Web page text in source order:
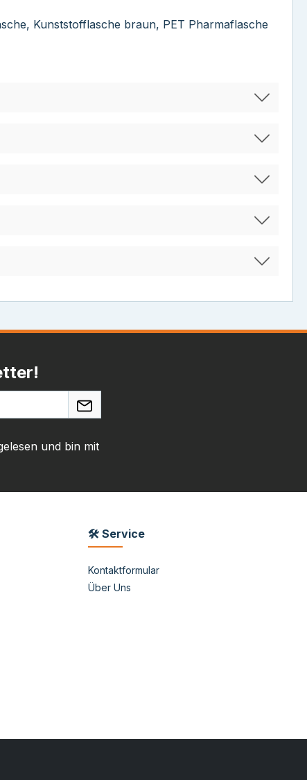
Kunststofflasche braun, PET Pharmaflasche
und bin mit
🛠 Service
Kontaktformular
Über Uns